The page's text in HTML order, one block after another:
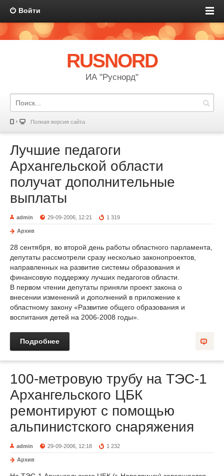
Войти
RUSNORD
ИА "Руснорд"
Полная версия сайта
Лучшие педагоги
Архангельской области
получат дополнительные
выплаты
admin 29-09-2006, 12:21 1 319
Архив
28 сентября, во второй день работы областного парламента,
депутаты рассмотрели сразу несколько законопроектов,
направленных на развитие системы образования и
финансовую поддержку лучших педагогов области.
В первом чтении депутаты приняли проект закона о
внесении изменений и дополнений в приложение к
областному закону «Развитие общего образования и
воспитания детей на 2006-2008 годы».
Подробнее
100-метровую трубу на ТЭС-1
Архангельского ЦБК
ремонтируют с помощью
альпинистского снаряжения
admin 29-09-2006, 12:18 1 232
Архив